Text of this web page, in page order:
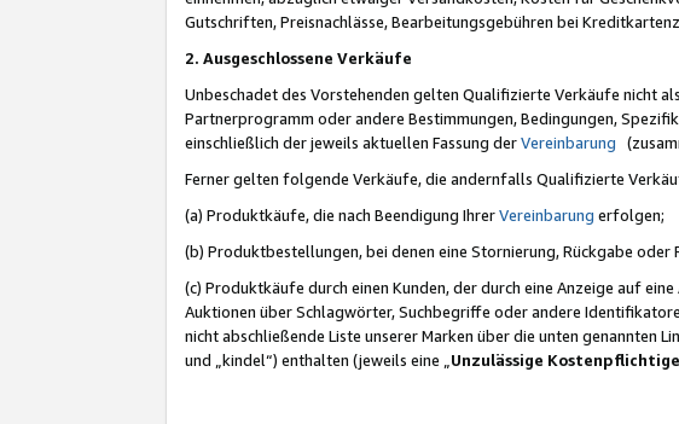
Gutschriften, Preisnachlässe, Bearbeitungsgebühren bei
2. Ausgeschlossene Verkäufe
Unbeschadet des Vorstehenden gelten Qualifizierte Verkäufe nicht
Partnerprogramm oder andere Bestimmungen, Bedingungen,
einschließlich der jeweils aktuellen Fassung derVereinbarung
Ferner gelten folgende Verkäufe, die andernfalls Qualifizierte
(a) Produktkäufe, die nach Beendigung IhrerVereinbarung erfolgen;
(b) Produktbestellungen, bei denen eine Stornierung, Rückgabe
(c) Produktkäufe durch einen Kunden, der durch eine Anzeige auf
Auktionen über Schlagwörter, Suchbegriffe oder andere
nicht abschließende Liste unserer Marken über die unten genannten
und „kindel“) enthalten (jeweils eine „ Unzulässige